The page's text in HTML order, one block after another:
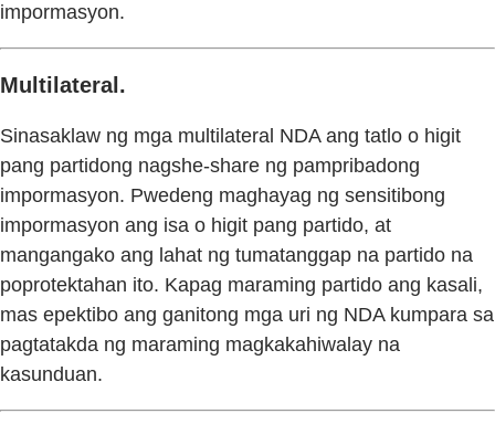
impormasyon.
Multilateral.
Sinasaklaw ng mga multilateral NDA ang tatlo o higit
pang partidong nagshe-share ng pampribadong
impormasyon. Pwedeng maghayag ng sensitibong
impormasyon ang isa o higit pang partido, at
mangangako ang lahat ng tumatanggap na partido na
poprotektahan ito. Kapag maraming partido ang kasali,
mas epektibo ang ganitong mga uri ng NDA kumpara sa
pagtatakda ng maraming magkakahiwalay na
kasunduan.